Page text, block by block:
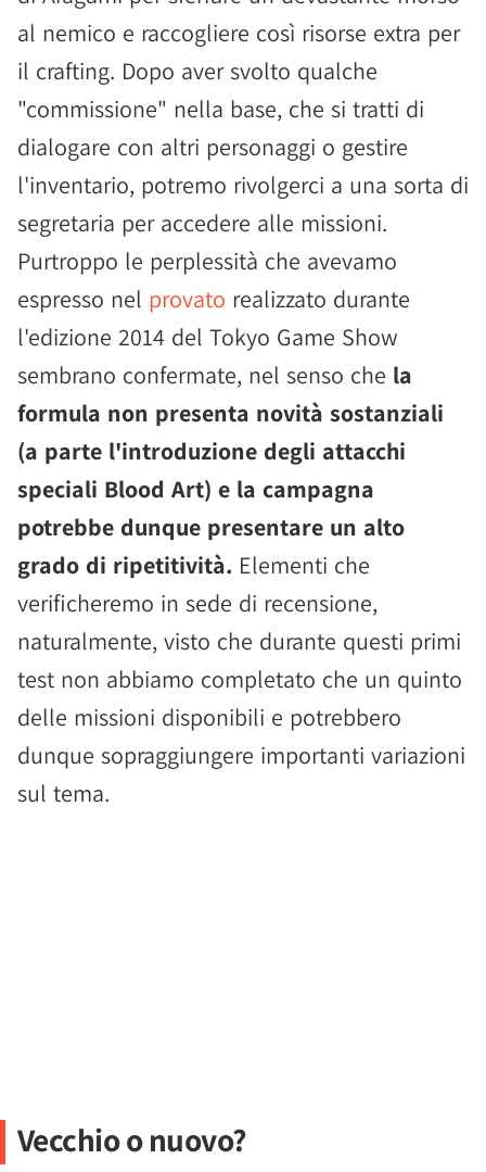
al nemico e raccogliere così risorse extra per
il crafting. Dopo aver svolto qualche
"commissione" nella base, che si tratti di
dialogare con altri personaggi o gestire
l'inventario, potremo rivolgerci a una sorta di
segretaria per accedere alle missioni.
Purtroppo le perplessità che avevamo
espresso nel provato realizzato durante
l'edizione 2014 del Tokyo Game Show
sembrano confermate, nel senso che la
formula non presenta novità sostanziali
(a parte l'introduzione degli attacchi
speciali Blood Art) e la campagna
potrebbe dunque presentare un alto
grado di ripetitività. Elementi che
verificheremo in sede di recensione,
naturalmente, visto che durante questi primi
test non abbiamo completato che un quinto
delle missioni disponibili e potrebbero
dunque sopraggiungere importanti variazioni
sul tema.
Vecchio o nuovo?